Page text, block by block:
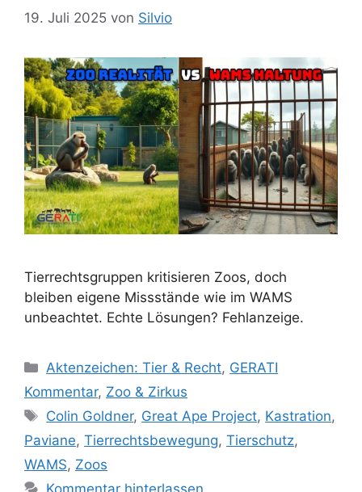
19. Juli 2025 von Silvio
Tierrechtsgruppen kritisieren Zoos, doch
bleiben eigene Missstände wie im WAMS
unbeachtet. Echte Lösungen? Fehlanzeige.
K
e
g
o
r
Aktenzeichen: Tier & Recht, GERATI
Kommentar, Zoo & Zirkus
S
c
l
Colin Goldner, Great Ape Project, Kastration,
Paviane, Tierrechtsbewegung, Tierschutz,
WAMS, Zoos
Kommentar hinterlassen